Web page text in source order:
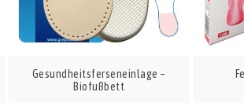
Gesundheitsferseneinlage –
Biofußbett